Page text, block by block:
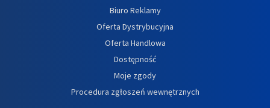
Biuro Reklamy
Oferta Dystrybucyjna
Oferta Handlowa
Dostępność
Moje zgody
Procedura zgłoszeń wewnętrznych